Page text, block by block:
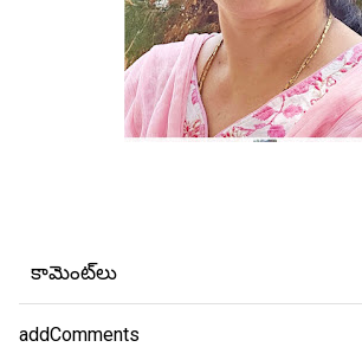
కామెంట్‌లు
addComments